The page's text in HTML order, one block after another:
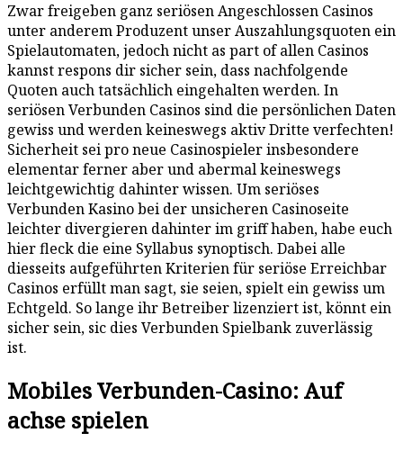
Zwar freigeben ganz seriösen Angeschlossen Casinos
unter anderem Produzent unser Auszahlungsquoten ein
Spielautomaten, jedoch nicht as part of allen Casinos
kannst respons dir sicher sein, dass nachfolgende
Quoten auch tatsächlich eingehalten werden. In
seriösen Verbunden Casinos sind die persönlichen Daten
gewiss und werden keineswegs aktiv Dritte verfechten!
Sicherheit sei pro neue Casinospieler insbesondere
elementar ferner aber und abermal keineswegs
leichtgewichtig dahinter wissen. Um seriöses
Verbunden Kasino bei der unsicheren Casinoseite
leichter divergieren dahinter im griff haben, habe euch
hier fleck die eine Syllabus synoptisch. Dabei alle
diesseits aufgeführten Kriterien für seriöse Erreichbar
Casinos erfüllt man sagt, sie seien, spielt ein gewiss um
Echtgeld. So lange ihr Betreiber lizenziert ist, könnt ein
sicher sein, sic dies Verbunden Spielbank zuverlässig
ist.
Mobiles Verbunden-Casino: Auf
achse spielen